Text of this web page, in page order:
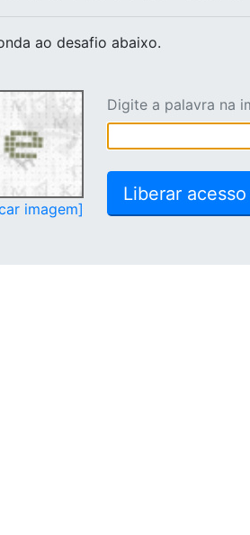
ao desafio abaixo.
imagem]
Digite a palavra na